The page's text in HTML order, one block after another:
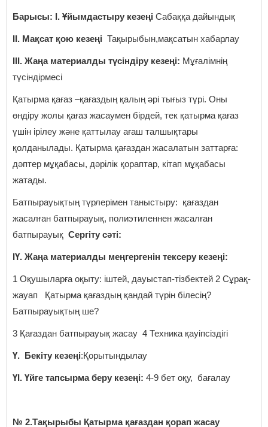
Барысы: І. Ұйымдастыру кезеңі Сабаққа дайындық
ІІ. Мақсат қою кезеңі Тақырыбын,мақсатын хабарлау
ІІІ. Жаңа материалды түсіндіру кезеңі: Мұғалімнің
түсіндірмесі
Қатырма қағаз –қағаздың қалың әрі тығыз түрі. Оны
өндіру жолы қағаз жасаумен бірдей, тек қатырма қағаз
үшін ірілеу және қаттылау ағаш талшықтары
қолданылады. Қатырма қағаздан жасалатын заттарға:
дәптер мұқабасы, дәрілік қораптар, кітап мұқабасы
жатады.
Батпырауықтың түрлерімен таныстыру: қағаздан
жасалған батпырауық, полиэтиленнен жасалған
батпырауық Сергіту сәті:
ІҮ. Жаңа материалды меңгергенін тексеру кезеңі:
1 Оқушыларға оқыту: іштей, дауыстап-тізбектей 2 Сұрақ-
жауап Қатырма қағаздың қандай түрін білесің?
Батпырауықтың ше?
3 Қағаздан батпырауық жасау 4 Техника қауіпсіздігі
Ү. Бекіту кезеңі:Қорытындылау
ҮІ. Үйге тапсырма беру кезеңі: 4-9 бет оқу, бағалау
№ 2.Тақырыбы Қатырма қағаздан қорап жасау